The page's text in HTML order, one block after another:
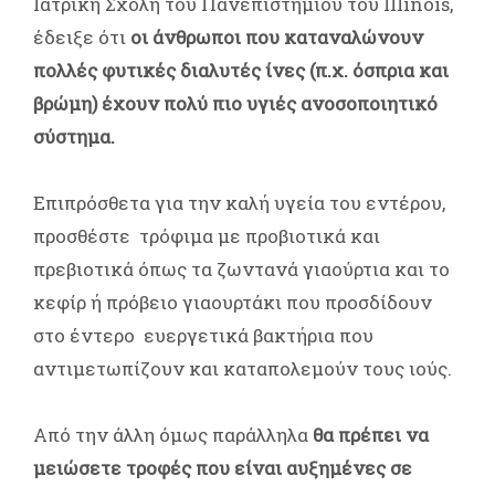
έδειξε ότι οι άνθρωποι που καταναλώνουν
πολλές φυτικές διαλυτές ίνες (π.χ. όσπρια και
βρώμη) έχουν πολύ πιο υγιές ανοσοποιητικό
σύστημα.
Επιπρόσθετα για την καλή υγεία του εντέρου,
προσθέστε τρόφιμα με προβιοτικά και
πρεβιοτικά όπως τα ζωντανά γιαούρτια και το
κεφίρ ή πρόβειο γιαουρτάκι που προσδίδουν
στο έντερο ευεργετικά βακτήρια που
αντιμετωπίζουν και καταπολεμούν τους ιούς.
Από την άλλη όμως παράλληλα θα πρέπει να
μειώσετε τροφές που είναι αυξημένες σε